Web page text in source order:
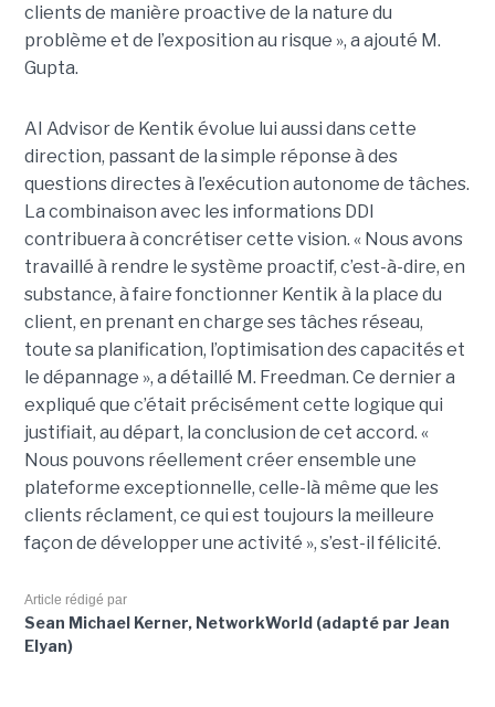
clients de manière proactive de la nature du
problème et de l’exposition au risque », a ajouté M.
Gupta.
AI Advisor de Kentik évolue lui aussi dans cette
direction, passant de la simple réponse à des
questions directes à l’exécution autonome de tâches.
La combinaison avec les informations DDI
contribuera à concrétiser cette vision. « Nous avons
travaillé à rendre le système proactif, c’est-à-dire, en
substance, à faire fonctionner Kentik à la place du
client, en prenant en charge ses tâches réseau,
toute sa planification, l’optimisation des capacités et
le dépannage », a détaillé M. Freedman. Ce dernier a
expliqué que c’était précisément cette logique qui
justifiait, au départ, la conclusion de cet accord. «
Nous pouvons réellement créer ensemble une
plateforme exceptionnelle, celle-là même que les
clients réclament, ce qui est toujours la meilleure
façon de développer une activité », s’est-il félicité.
Article rédigé par
Sean Michael Kerner, NetworkWorld (adapté par Jean
Elyan)